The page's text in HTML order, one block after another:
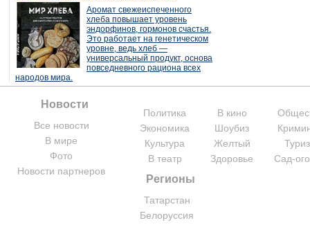
Аромат свежеиспеченного
хлеба повышает уровень
эндорфинов, гормонов счастья.
Это работает на генетическом
уровне, ведь хлеб —
универсальный продукт, основа
повседневного рациона всех
народов мира.
Новости
Все новости
В мире
Фото
Новости партнеров
Политика
Экономика
Культура
В театр
В кино
Шоубиз
Желтый
Здоровье
Сад-
Регионы
Татарстан
Белоруссия